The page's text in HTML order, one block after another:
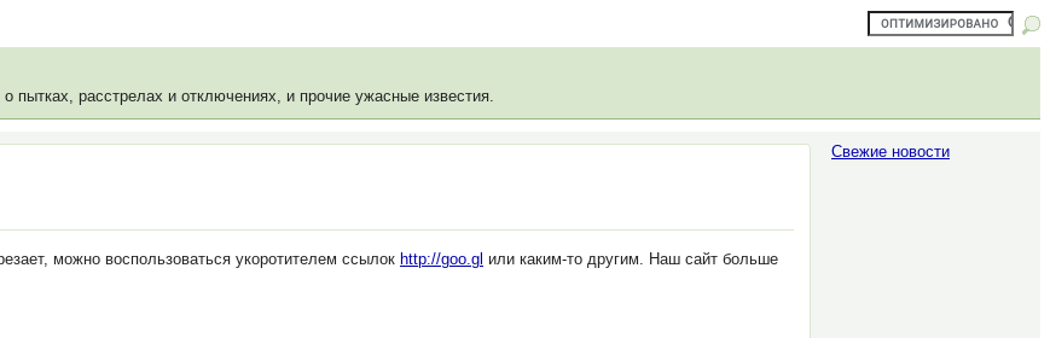
пытках, расстрелах и отключениях, и прочие ужасные известия.
Свежие новости
можно воспользоваться укоротителем ссылок http://goo.gl или каким-то другим. Наш сайт больше